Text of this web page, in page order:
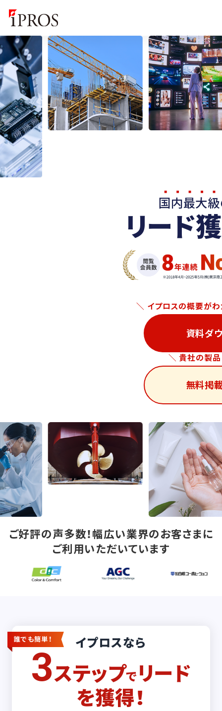
国内最大級
リード
＼ イプロスの概要がわ
資料ダ
＼ 貴社の製品
無料掲
ご好評の声多数！幅広い業界のお客さまに
ご利用いただいています
誰でも簡単！ イプロスなら
3ステップでリード
を獲得！